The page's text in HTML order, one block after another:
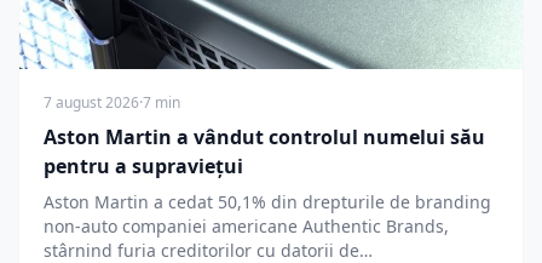
7 august 2026·7 min
Aston Martin a vândut controlul numelui său
pentru a supraviețui
Aston Martin a cedat 50,1% din drepturile de branding
non-auto companiei americane Authentic Brands,
stârnind furia creditorilor cu datorii de…